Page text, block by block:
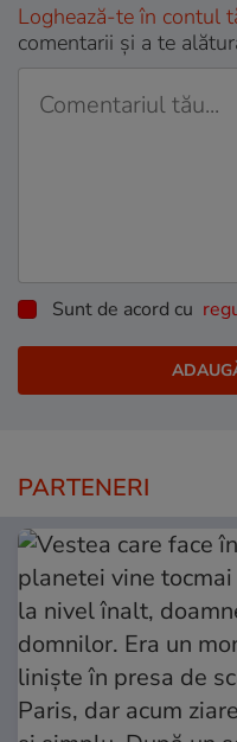
Loghează-te în contul
comentarii și a te
Sunt de acord cu
PARTENERI